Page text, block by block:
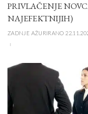
PRIVLAČENJE
NAJEFEKTNIJIH)
ZADNJE AŽURIRANO